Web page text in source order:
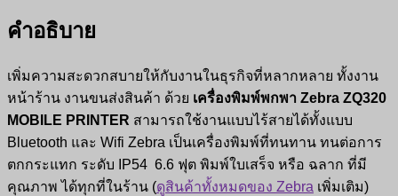
คำอธิบาย
เพิ่มความสะดวกสบายให้กับงานในธุรกิจที่หลากหลาย ทั้งงาน
หน้าร้าน งานขนส่งสินค้า ด้วย เครื่องพิมพ์พกพา Zebra ZQ320
MOBILE PRINTER สามารถใช้งานแบบไร้สายได้ทั้งแบบ
Bluetooth และ Wifi Zebra เป็นเครื่องพิมพ์ที่ทนทาน ทนต่อการ
ตกกระแทก ระดับ IP54 6.6 ฟุต พิมพ์ใบเสร็จ หรือ ฉลาก ที่มี
คุณภาพ ได้ทุกที่ในร้าน (ดูสินค้าทั้งหมดของ Zebra เพิ่มเติม)